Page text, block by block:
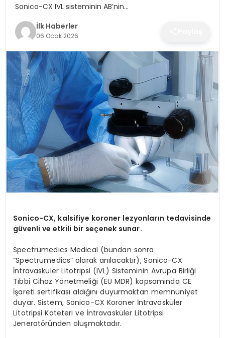
Sonico-CX IVL sisteminin AB’nin…
İlk Haberler
06 Ocak 2026
Sonico-CX, kalsifiye koroner lezyonların tedavisinde
güvenli ve etkili bir seçenek sunar.
Spectrumedics Medical (bundan sonra
“Spectrumedics” olarak anılacaktır), Sonico-CX
İntravasküler Litotripsi (IVL) Sisteminin Avrupa Birliği
Tıbbi Cihaz Yönetmeliği (EU MDR) kapsamında CE
İşareti sertifikası aldığını duyurmaktan memnuniyet
duyar. Sistem, Sonico-CX Koroner İntravasküler
Litotripsi Kateteri ve İntravasküler Litotripsi
Jeneratöründen oluşmaktadır.